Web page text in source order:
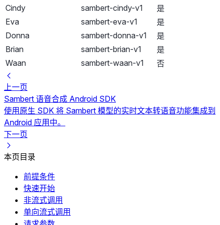
Cindy
sambert-cindy-v1
是
Eva
sambert-eva-v1
是
Donna
sambert-donna-v1
是
Brian
sambert-brian-v1
是
Waan
sambert-waan-v1 否
上一页
Sambert 语音合成 Android SDK
使用原生 SDK 将 Sambert 模型的实时文本转语音功能集成到
Android 应用中。
下一页
本页目录
前提条件
快速开始
非流式调用
单向流式调用